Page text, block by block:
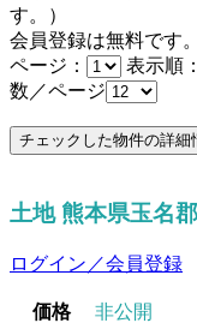
す。）
会員登録は無料です
ページ：
表示順：
数／ページ
土地 熊本県玉名
ログイン／会員登録
価格
非公開